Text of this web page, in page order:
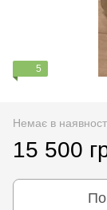
5
Немає в
15 500